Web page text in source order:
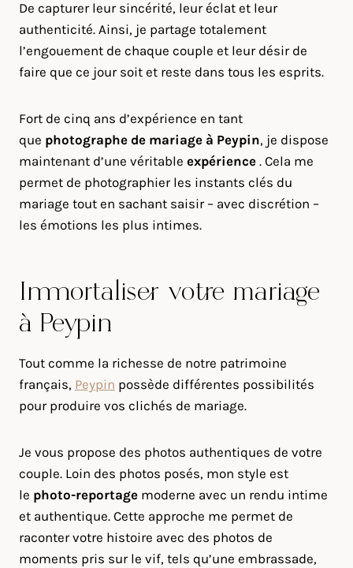
De capturer leur sincérité, leur éclat et leur
authenticité. Ainsi, je partage totalement
l’engouement de chaque couple et leur désir de
faire que ce jour soit et reste dans tous les esprits.
Fort de cinq ans d’expérience en tant
que photographe de mariage à Peypin, je dispose
maintenant d’une véritable expérience . Cela me
permet de photographier les instants clés du
mariage tout en sachant saisir – avec discrétion –
les émotions les plus intimes.
Immortaliser votre mariage
à Peypin
Tout comme la richesse de notre patrimoine
français, Peypin possède différentes possibilités
pour produire vos clichés de mariage.
Je vous propose des photos authentiques de votre
couple. Loin des photos posés, mon style est
le photo-reportage moderne avec un rendu intime
et authentique. Cette approche me permet de
raconter votre histoire avec des photos de
moments pris sur le vif, tels qu’une embrassade,